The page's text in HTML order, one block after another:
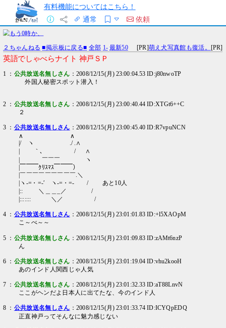
有料機能についてはこちら！
通常
依頼